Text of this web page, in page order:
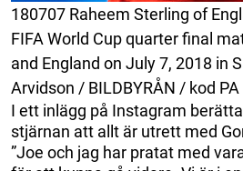
180707 Raheem Sterling of
FIFA World Cup quarter final
and England on July 7, 2018 in
Arvidson / BILDBYRÅN / kod
I ett inlägg på Instagram
stjärnan att allt är utrett med
”Joe och jag har pratat med